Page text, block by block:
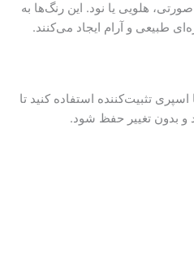
هلویی یا نود. این رنگ‌ها به
طبیعی و آرام ایجاد می‌کنند.
اسپری تثبیت‌کننده استفاده کنید تا
و بدون تغییر حفظ شود.